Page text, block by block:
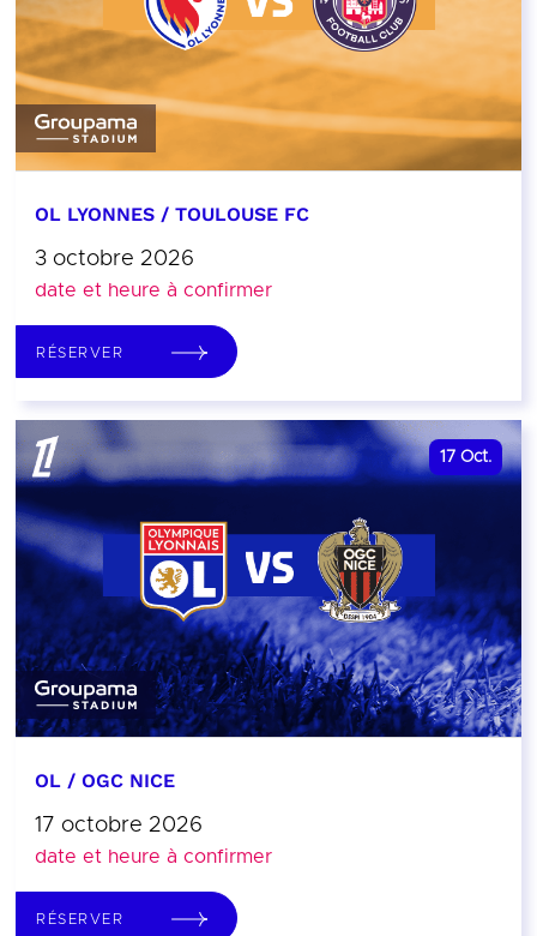
OL LYONNES / TOULOUSE FC
3 octobre 2026
date et heure à confirmer
RÉSERVER
17 Oct.
OL / OGC NICE
17 octobre 2026
date et heure à confirmer
RÉSERVER